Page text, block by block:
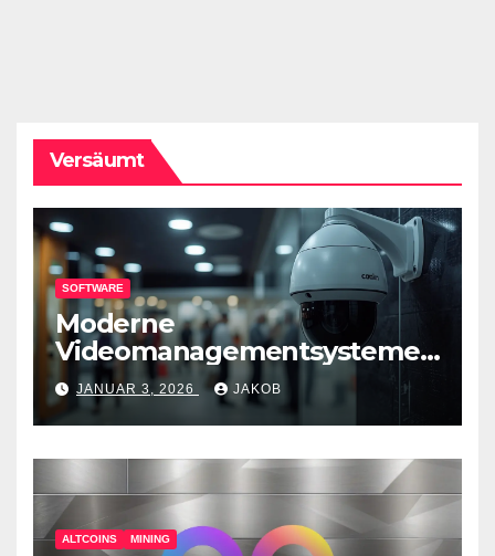
Versäumt
SOFTWARE
Moderne
Videomanagementsysteme
(VMS) – mehr als nur
Überwachungswerkzeuge
JANUAR 3, 2026 JAKOB
ALTCOINS MINING